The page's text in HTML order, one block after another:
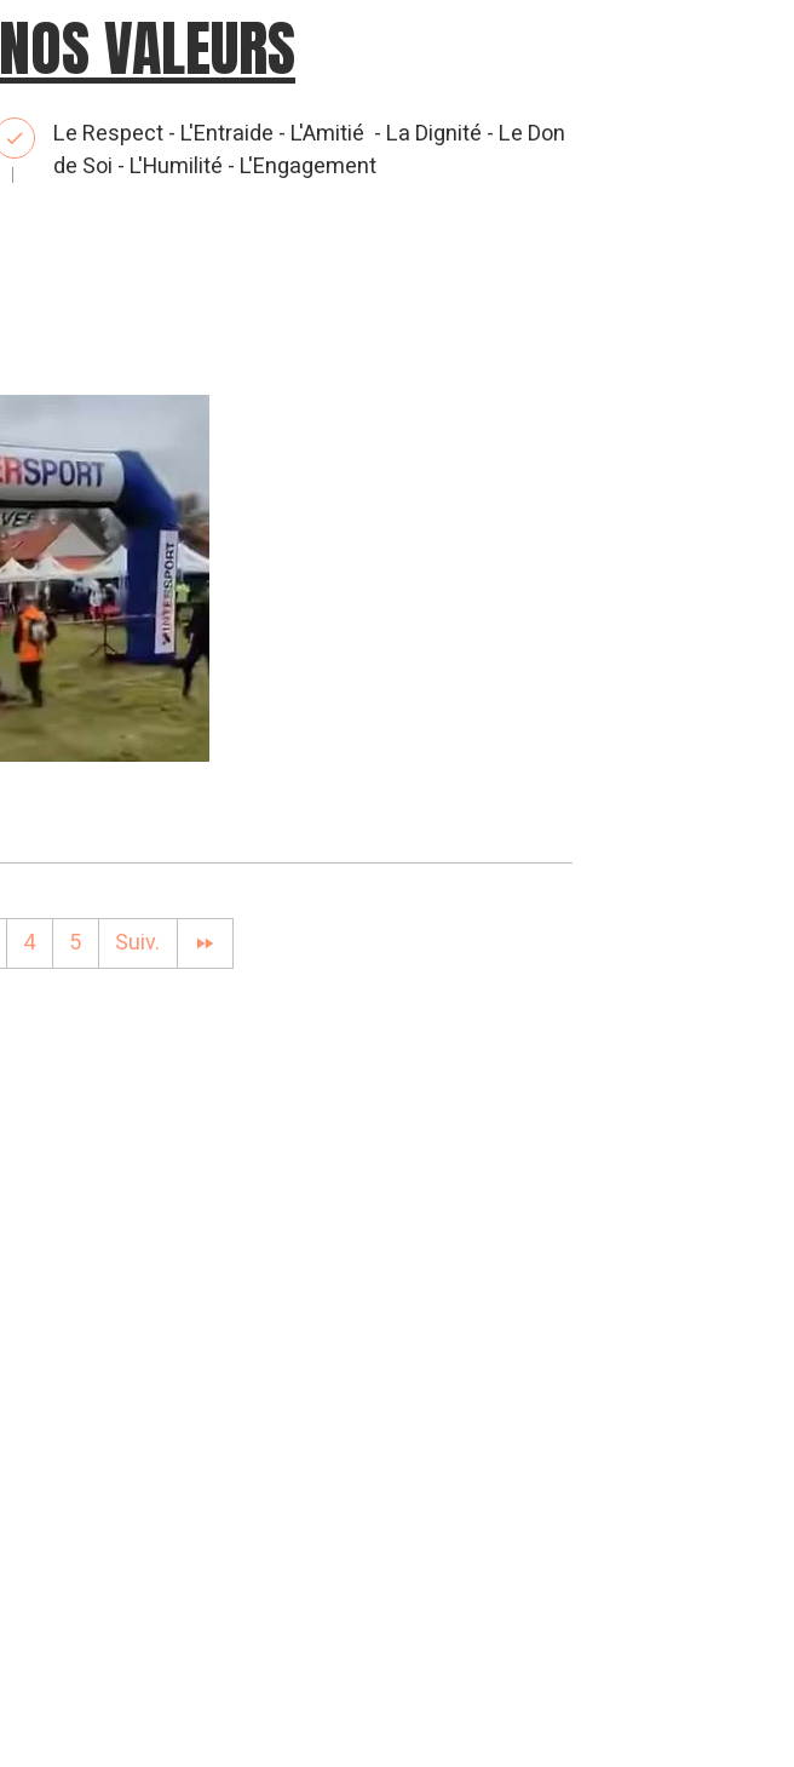
NOS VALEURS
Le Respect - L'Entraide - L'Amitié - La Dignité - Le Don
de Soi - L'Humilité - L'Engagement
4 5 Suiv.